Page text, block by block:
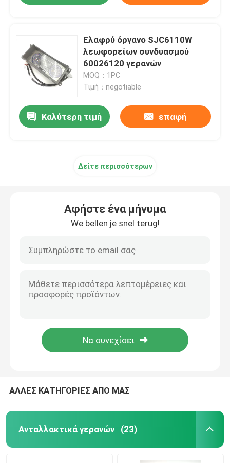
Ελαφρύ όργανο SJC6110W
λεωφορείων συνδυασμού
60026120 γερανών
MOQ：1PC
Τιμή：negotiable
Καλύτερη τιμή επαφή
Δείτε περισσότερων
Αφήστε ένα μήνυμα
We bellen je snel terug!
ΑΛΛΕΣ ΚΑΤΗΓΟΡΙΕΣ ΑΠΟ ΜΑΣ
Ανταλλακτικά γερανών (23)